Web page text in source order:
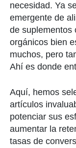
necesidad. Ya
emergente de
de suplementos
orgánicos bien
muchos, pero
Ahí es donde
Aquí, hemos
artículos
potenciar sus
aumentar la
tasas de